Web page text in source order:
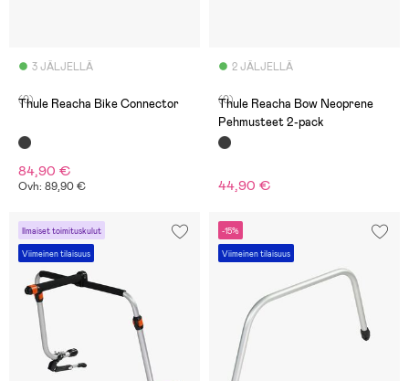
3 JÄLJELLÄ
(0)
Thule Reacha Bike Connector
84,90 €
Ovh: 89,90 €
2 JÄLJELLÄ
(0)
Thule Reacha Bow Neoprene
Pehmusteet 2-pack
44,90 €
Ilmaiset toimituskulut
Viimeinen tilaisuus
-15%
Viimeinen tilaisuus